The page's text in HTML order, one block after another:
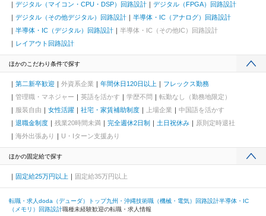
デジタル（マイコン・CPU・DSP）回路設計
デジタル（FPGA）回路設計
デジタル（その他デジタル）回路設計
半導体・IC（アナログ）回路設計
半導体・IC（デジタル）回路設計
半導体・IC（その他IC）回路設計
レイアウト回路設計
ほかのこだわり条件で探す
第二新卒歓迎 外資系企業 年間休日120日以上
フレックス勤務
管理職・マネジャー
英語を活かす 学歴不問
転勤なし（勤務地限定）
服装自由
女性活躍 社宅・家賃補助制度 上場企業
中国語を活かす
退職金制度
残業20時間未満 完全週休2日制 土日祝休み
原則定時退社
海外出張あり
U・Iターン支援あり
ほかの固定給で探す
固定給25万円以上 固定給35万円以上
転職・求人doda（デューダ）トップ九州・沖縄技術職（機械・電気） 回路設計半導体・IC
（メモリ）回路設計職種未経験歓迎の転職・求人情報